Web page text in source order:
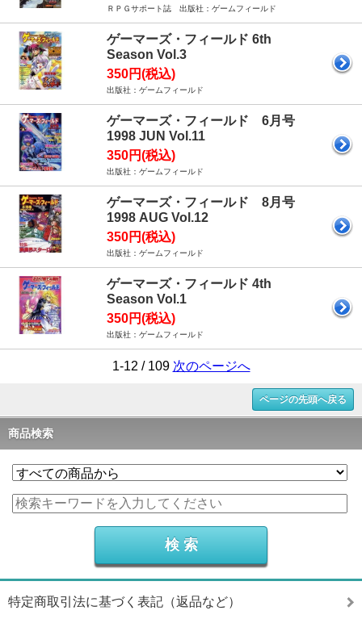
ＲＰＧサポート誌 出版社：ゲームフィールド
ゲーマーズ・フィールド 6th
Season Vol.3
350円(税込)
出版社：ゲームフィールド
ゲーマーズ・フィールド 6月号
1998 JUN Vol.11
350円(税込)
出版社：ゲームフィールド
ゲーマーズ・フィールド 8月号
1998 AUG Vol.12
350円(税込)
出版社：ゲームフィールド
ゲーマーズ・フィールド 4th
Season Vol.1
350円(税込)
出版社：ゲームフィールド
1-12 / 109 次のページへ
ページの先頭へ戻る
商品検索
特定商取引法に基づく表記（返品など）